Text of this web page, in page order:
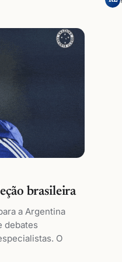
brasileira
a Argentina
debates
O